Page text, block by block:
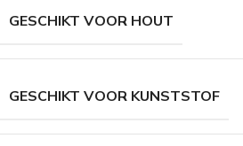
GESCHIKT VOOR HOUT
GESCHIKT VOOR KUNSTSTOF